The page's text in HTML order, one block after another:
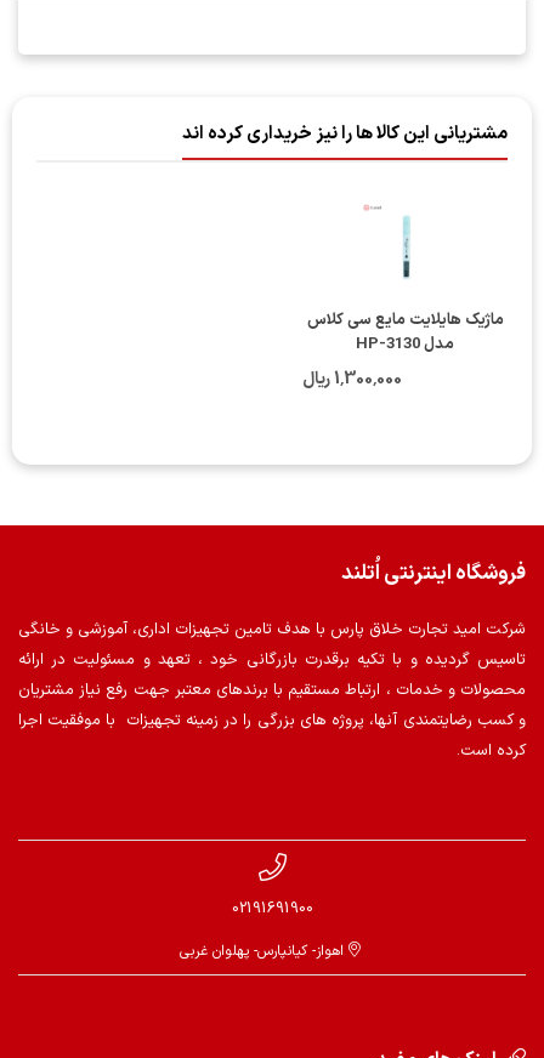
مشتریانی این کالا ها را نیز خریداری کرده اند
ماژیک هایلایت مایع سی کلاس
مدل HP-3130
1٬300٬000 ریال
فروشگاه اینترنتی اُتلند
شرکت امید تجارت خلاق پارس با هدف تامین تجهیزات اداری، آموزشی و خانگی
تاسیس گردیده و با تکیه برقدرت بازرگانی خود ، تعهد و مسئولیت در ارائه
محصولات و خدمات ، ارتباط مستقیم با برندهای معتبر جهت رفع نیاز مشتریان
و کسب رضایتمندی آنها، پروژه های بزرگی را در زمینه تجهیزات با موفقیت اجرا
کرده است.
02191691900
اهواز- کیانپارس- پهلوان غربی